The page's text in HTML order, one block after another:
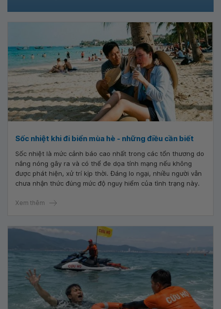
Sốc nhiệt khi đi biển mùa hè - những điều cần biết
Sốc nhiệt là mức cảnh báo cao nhất trong các tổn thương do
nắng nóng gây ra và có thể đe dọa tính mạng nếu không
được phát hiện, xử trí kịp thời. Đáng lo ngại, nhiều người vẫn
chưa nhận thức đúng mức độ nguy hiểm của tình trạng này.
Xem thêm